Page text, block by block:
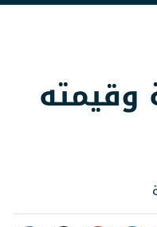
وقيمته